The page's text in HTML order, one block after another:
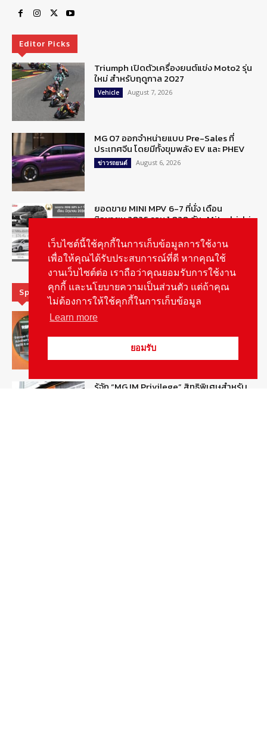
Editor Picks
Triumph เปิดตัวเครื่องยนต์แข่ง Moto2 รุ่น
ใหม่ สำหรับฤดูกาล 2027
Vehicle August 7, 2026
MG 07 ออกจำหน่ายแบบ Pre-Sales ที่
ประเทศจีน โดยมีทั้งขุมพลัง EV และ PHEV
ข่าวรถยนต์ August 6, 2026
ยอดขาย MINI MPV 6-7 ที่นั่ง เดือน
มิถุนายน 2026 รวม 1,020 คัน : Mitsubishi
ข่าวรถยนต์ August 6, 2026
Special Picks
MG ลั่นกลองรบ! เตรียมลุยชิงส่วนแบ่งตลาด
รู้จัก “MG IM Privilege” สิทธิพิเศษสำหรับ
เว็บไซต์นี้ใช้คุกกี้ในการเก็บข้อมูลการใช้งาน
เพื่อให้คุณได้รับประสบการณ์ที่ดี หากคุณใช้
งานเว็บไซต์ต่อ เราถือว่าคุณยอมรับการใช้งาน
คุกกี้ และนโยบายความเป็นส่วนตัว แต่ถ้าคุณ
ไม่ต้องการให้ใช้คุกกี้ในการเก็บข้อมูล
Learn more
ยอมรับ